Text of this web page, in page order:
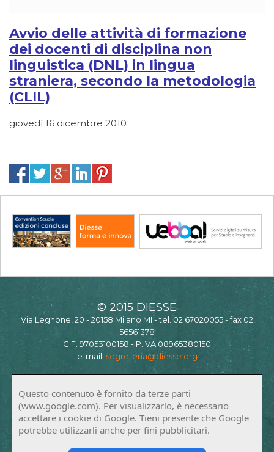
Avvio delle attività di formazione
dei docenti di disciplina non
linguistica (DNL) in lingua
straniera, secondo la metodologia
(CLIL)
giovedì 16 dicembre 2010
© 2015 DIESSE
Via Legnone, 20 - 20158 Milano MI - tel. 02 67020055 - fax 02
56561378
C.F. 97053100158 - P.IVA 08965380150
e-mail: segreteria@diesse.org
Questo contenuto è fornito da terze parti
(www.google.com). Per visualizzarlo, è necessario
accettare i cookie di Google. Tieni presente che Google
potrebbe utilizzarli anche per fini pubblicitari.